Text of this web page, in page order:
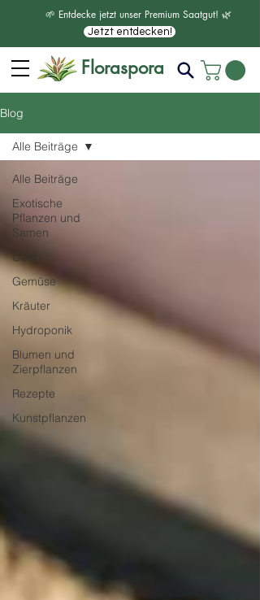
🌱 Entdecke jetzt unser Premium Saatgut! 🌿
Jetzt entdecken!
Floraspora
Blog
Alle Beiträge
Exotische
Pflanzen und
Samen
Obst
Gemüse
Kräuter
Hydroponik
Blumen und
Zierpflanzen
Rezepte
Kunstpflanzen
Alle Beiträge